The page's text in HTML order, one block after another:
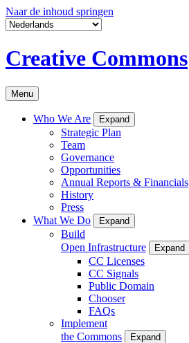
Naar de inhoud springen
Creative Commons
Menu
Who We Are Expand
Strategic Plan
Team
Governance
Opportunities
Annual Reports & Financials
History
Press
What We Do
Expand
Build
Open Infrastructure
Expand
CC Licenses
CC Signals
Public Domain
Chooser
FAQs
Implement
the Commons
Expand